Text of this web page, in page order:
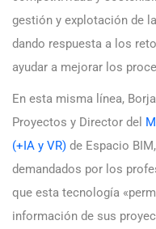
gestión y explotación de
dando respuesta a los
ayudar a mejorar los
En esta misma línea,
Proyectos y Director del
(+IA y VR) de Espacio
demandados por los
que esta tecnología
información de sus